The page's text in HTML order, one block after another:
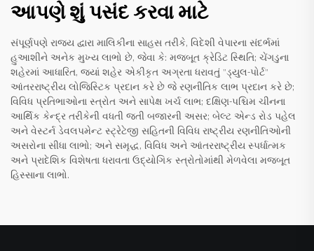
આપણે શું પસંદ કરવા માટે
સંપૂર્ણપણે રાજ્ય દ્વારા માલિકીના સાહસ તરીકે, વિદેશી વેપારના સંદર્ભમાં
હુઆશીને અનેક મુખ્ય લાભો છે, જેવા કે: મજબૂત ક્રેડિટ સ્થિતિ; ચેંગડુના
શહેરમાં આધારિત, જ્યાં શહેર એકીકૃત અગ્રતા ધરાવતું "ડ્યુલ-પોર્ટ"
આંતરરાષ્ટ્રીય લોજિસ્ટિક પ્રદાન કરે છે જે રણનીતિક લાભ પ્રદાન કરે છે;
વિવિધ પ્રતિભાઓના સ્ત્રોત અને સાપેક્ષ ખર્ચ લાભ; દક્ષિણ-પશ્ચિમ ચીનના
આર્થિક કેન્દ્ર તરીકેની વધતી જતી બજારની અસર; બેલ્ટ એન્ડ રોડ પહેલ
અને વેસ્ટર્ન ડેવલપમેન્ટ સ્ટ્રેટેજી સહિતની વિવિધ રાષ્ટ્રીય રણનીતિઓની
અસરોના સીધા લાભો; અને સમૃદ્ધ, વિવિધ અને આંતરરાષ્ટ્રીય સ્પર્ધાત્મક
અને પ્રાદેશિક વિશેષતા ધરાવતા ઉદ્યોગિક સ્ત્રોતોમાંથી મેળવેલા મજબૂત
હિસ્સાના લાભો.